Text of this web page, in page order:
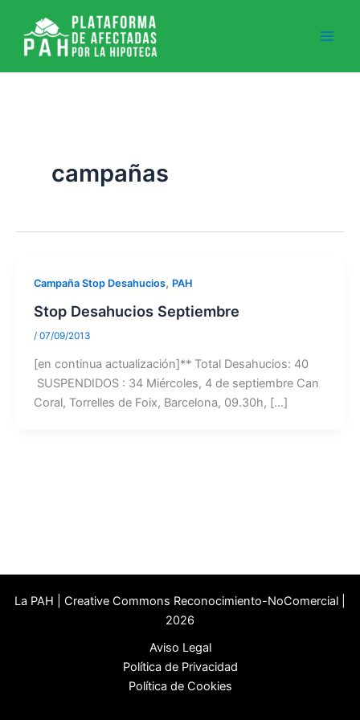
contenido
campañas
Campaña Stop Desahucios, PAH
Stop Desahucios Septiembre
/ 07/09/2013
[en continua actualización]** Total Desahucios: 40
SUSPENDIDOS : 34 Miércoles, 4 de septiembre Can
Coral, Torrelles de Foix, Barcelona, 09.30h, […]
La PAH | Creative Commons Reconocimiento-NoComercial |
2026
Aviso Legal
Política de Privacidad
Política de Cookies